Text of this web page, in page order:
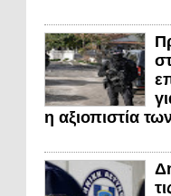
η αξιοπιστία